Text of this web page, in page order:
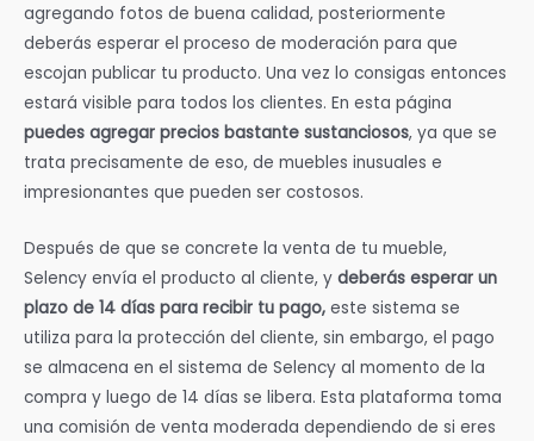
agregando fotos de buena calidad, posteriormente
deberás esperar el proceso de moderación para que
escojan publicar tu producto. Una vez lo consigas entonces
estará visible para todos los clientes. En esta página
puedes agregar precios bastante sustanciosos, ya que se
trata precisamente de eso, de muebles inusuales e
impresionantes que pueden ser costosos.
Después de que se concrete la venta de tu mueble,
Selency envía el producto al cliente, y deberás esperar un
plazo de 14 días para recibir tu pago, este sistema se
utiliza para la protección del cliente, sin embargo, el pago
se almacena en el sistema de Selency al momento de la
compra y luego de 14 días se libera. Esta plataforma toma
una comisión de venta moderada dependiendo de si eres